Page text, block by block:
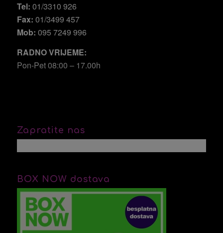
Tel: 01/3310 926
Fax: 01/3499 457
Mob: 095 7249 996
RADNO VRIJEME:
Pon-Pet 08:00 – 17.00h
Zapratite nas
BOX NOW dostava